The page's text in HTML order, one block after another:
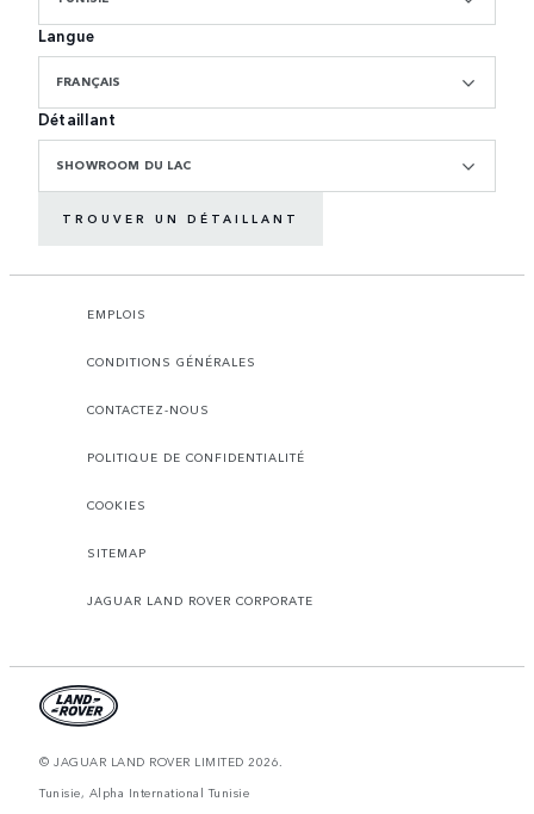
Langue
FRANÇAIS
Détaillant
SHOWROOM DU LAC
TROUVER UN DÉTAILLANT
EMPLOIS
CONDITIONS GÉNÉRALES
CONTACTEZ-NOUS
POLITIQUE DE CONFIDENTIALITÉ
COOKIES
SITEMAP
JAGUAR LAND ROVER CORPORATE
© JAGUAR LAND ROVER LIMITED 2026.
Tunisie, Alpha International Tunisie